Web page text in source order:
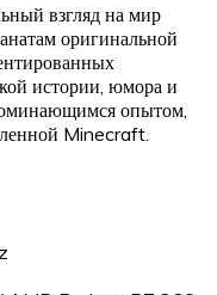
взгляд на мир
оригинальной
истории, юмора и
опытом,
Minecraft.